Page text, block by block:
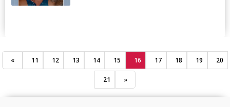
« 11 12 13 14 15 16 17 18 19 20
21 »